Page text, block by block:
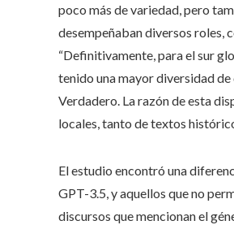
poco más de variedad, pero
desempeñaban diversos roles,
“Definitivamente, para el sur
tenido una mayor diversidad
Verdadero. La razón de esta
locales, tanto de textos
El estudio encontró una
GPT-3.5, y aquellos que no
discursos que mencionan el